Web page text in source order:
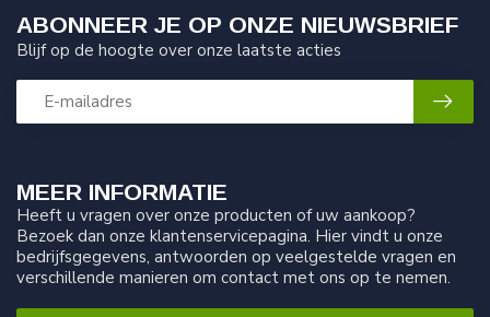
MEER INFORMATIE
Heeft u vragen over onze producten of uw aankoop?
Bezoek dan onze klantenservicepagina. Hier vindt u onze
bedrijfsgegevens, antwoorden op veelgestelde vragen en
verschillende manieren om contact met ons op te nemen.
ABONNEER JE OP ONZE NIEUWSBRIEF
Blijf op de hoogte over onze laatste acties